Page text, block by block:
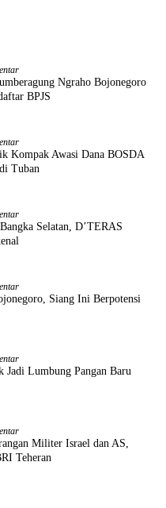
Ngraho Bojonegoro
BPJS
Kompak Awasi Dana BOSDA
Tuban
Selatan, D’TERAS
Siang Ini Berpotensi
Lumbung Pangan Baru
Militer Israel dan AS,
Teheran